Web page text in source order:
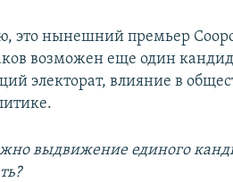
это нынешний премьер
возможен еще один
электорат, влияние в
выдвижение единого